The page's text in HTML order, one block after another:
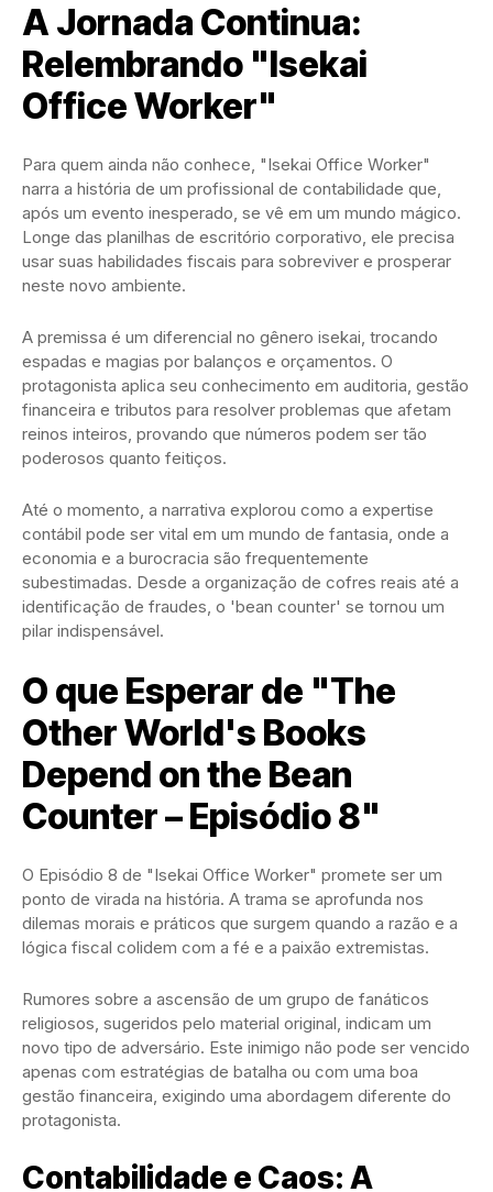
A Jornada Continua:
Relembrando "Isekai
Office Worker"
Para quem ainda não conhece, "Isekai Office Worker"
narra a história de um profissional de contabilidade que,
após um evento inesperado, se vê em um mundo mágico.
Longe das planilhas de escritório corporativo, ele precisa
usar suas habilidades fiscais para sobreviver e prosperar
neste novo ambiente.
A premissa é um diferencial no gênero isekai, trocando
espadas e magias por balanços e orçamentos. O
protagonista aplica seu conhecimento em auditoria, gestão
financeira e tributos para resolver problemas que afetam
reinos inteiros, provando que números podem ser tão
poderosos quanto feitiços.
Até o momento, a narrativa explorou como a expertise
contábil pode ser vital em um mundo de fantasia, onde a
economia e a burocracia são frequentemente
subestimadas. Desde a organização de cofres reais até a
identificação de fraudes, o 'bean counter' se tornou um
pilar indispensável.
O que Esperar de "The
Other World's Books
Depend on the Bean
Counter – Episódio 8"
O Episódio 8 de "Isekai Office Worker" promete ser um
ponto de virada na história. A trama se aprofunda nos
dilemas morais e práticos que surgem quando a razão e a
lógica fiscal colidem com a fé e a paixão extremistas.
Rumores sobre a ascensão de um grupo de fanáticos
religiosos, sugeridos pelo material original, indicam um
novo tipo de adversário. Este inimigo não pode ser vencido
apenas com estratégias de batalha ou com uma boa
gestão financeira, exigindo uma abordagem diferente do
protagonista.
Contabilidade e Caos: A